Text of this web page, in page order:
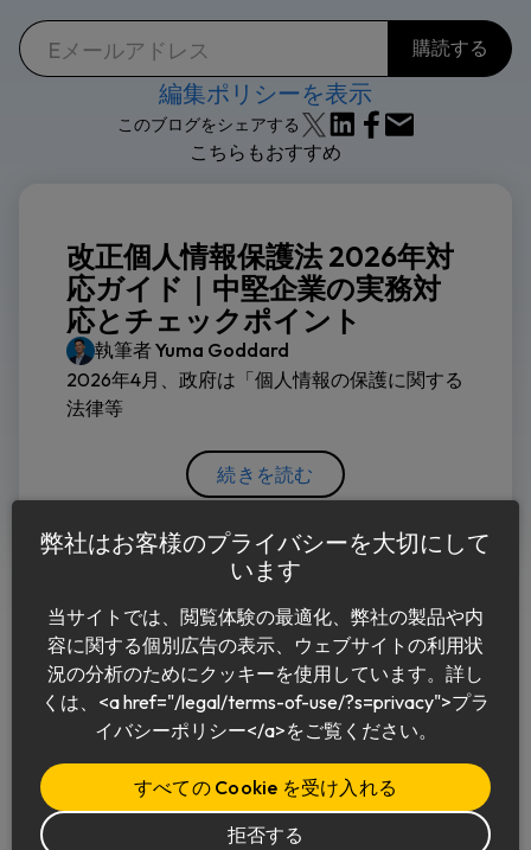
編集ポリシーを表示
このブログをシェアする
こちらもおすすめ
改正個人情報保護法 2026年対
応ガイド｜中堅企業の実務対
応とチェックポイント
執筆者Yuma Goddard
2026年4月、政府は「個人情報の保護に関する
法律等
続きを読む
日本語
弊社はお客様のプライバシーを大切にして
います
当サイトでは、閲覧体験の最適化、弊社の製品や内
容に関する個別広告の表示、ウェブサイトの利用状
況の分析のためにクッキーを使用しています。詳し
くは、<a href="/legal/terms-of-use/?s=privacy">プラ
イバシーポリシー</a>をご覧ください。
すべての Cookie を受け入れる
拒否する